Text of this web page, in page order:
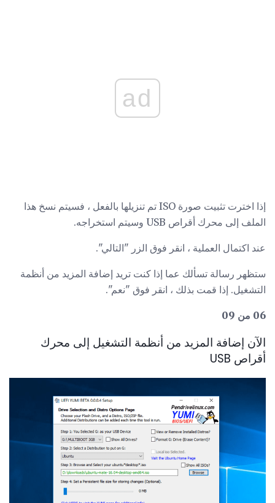
ad
إذا اخترت تثبيت صورة ISO تم تنزيلها بالفعل ، فسيتم نسخ هذا
الملف إلى محرك أقراص USB وسيتم استخراجه.
عند اكتمال العملية ، انقر فوق الزر "التالي".
ستظهر رسالة تسألك عما إذا كنت تريد إضافة المزيد من أنظمة
التشغيل. إذا قمت بذلك ، انقر فوق "نعم".
06 من 09
الآن إضافة المزيد من أنظمة التشغيل إلى محرك
أقراص USB